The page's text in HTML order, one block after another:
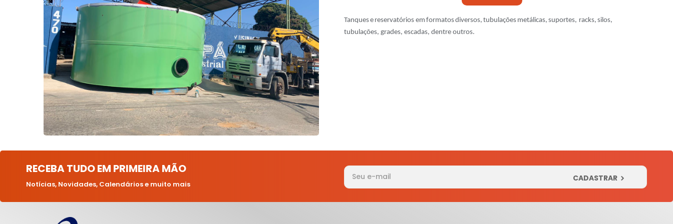
Tanquese reservatórios em formatosdiversos, tubulações metálicas, suportes, racks, silos,
tubulações, grades, escadas, dentre outros.
RECEBA TUDO EM PRIMEIRA MÃO
Notícias, Novidades, Calendários e muito mais
CADASTRAR